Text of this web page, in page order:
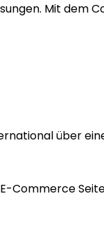
Mit
über
Commerce